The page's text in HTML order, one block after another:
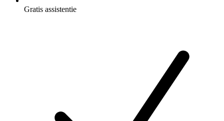
Gratis assistentie